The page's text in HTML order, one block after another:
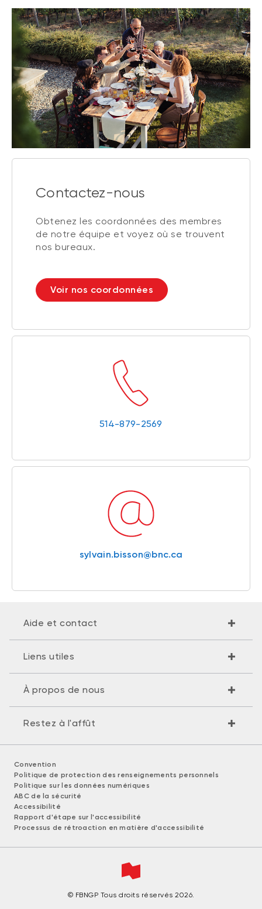
Contactez-nous
Obtenez les coordonnées des membres
de notre équipe et voyez où se trouvent
nos bureaux.
Voir nos coordonnées
514-879-2569
sylvain.bisson@bnc.ca
Aide et contact
Liens utiles
À propos de nous
Restez à l'affût
Convention
Politique de protection des renseignements personnels
Politique sur les données numériques
ABC de la sécurité
Accessibilité
Rapport d'étape sur l'accessibilité
Processus de rétroaction en matière d'accessibilité
© FBNGP Tous droits réservés 2026.